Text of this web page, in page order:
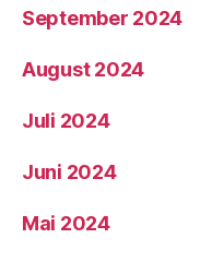
September 2024
August 2024
Juli 2024
Juni 2024
Mai 2024